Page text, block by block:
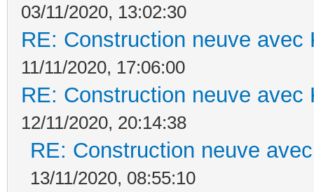
03/11/2020, 13:02:30
RE: Construction neuve avec
11/11/2020, 17:06:00
RE: Construction neuve avec
12/11/2020, 20:14:38
RE: Construction neuve
13/11/2020, 08:55:10